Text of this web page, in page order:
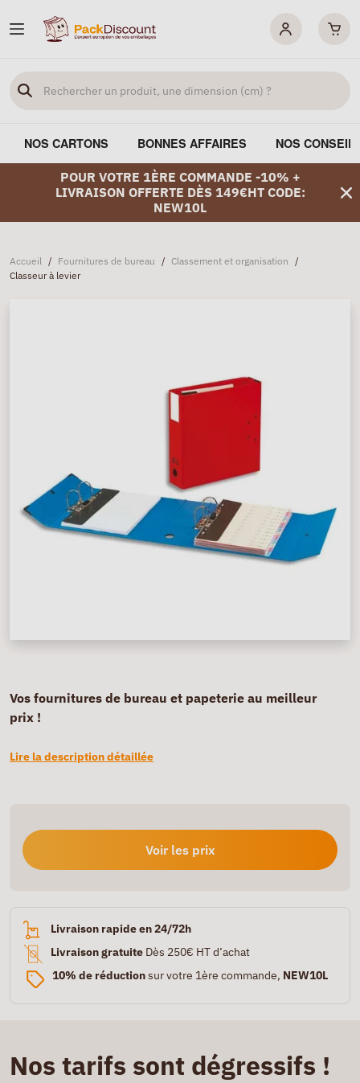
NOS CARTONS BONNES AFFAIRES NOS
POUR VOTRE 1ÈRE COMMANDE -10% +
LIVRAISON OFFERTE DÈS 149€HT CODE:
NEW10L
Accueil / Fournitures de bureau / Classement et organisation /
Classeur à levier
Vos fournitures de bureau et papeterie au meilleur
prix !
Lire la description détaillée
Voir les prix
Livraison rapide en 24/72h
Livraison gratuite Dès 250€ HT d’achat
10% de réductionsur votre 1ère commande, NEW10L
Nos tarifs sont dégressifs !